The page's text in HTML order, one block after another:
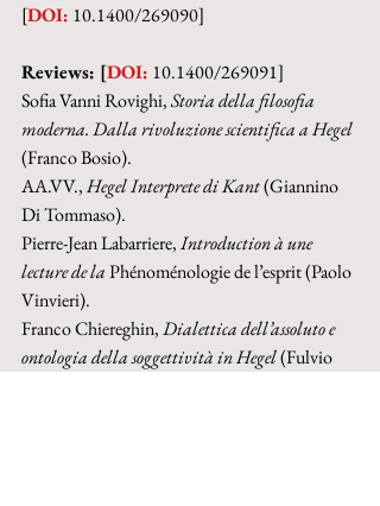
[DOI: 10.1400/269090]
Reviews: [DOI: 10.1400/269091]
Sofia Vanni Rovighi, Storia della filosofia
moderna. Dalla rivoluzione scientifica a Hegel
(Franco Bosio).
AA.VV., Hegel Interprete di Kant (Giannino
Di Tommaso).
Pierre-Jean Labarriere, Introduction à une
lecture de la Phénoménologie de l’esprit (Paolo
Vinvieri).
Franco Chiereghin, Dialettica dell’assoluto e
ontologia della soggettività in Hegel (Fulvio